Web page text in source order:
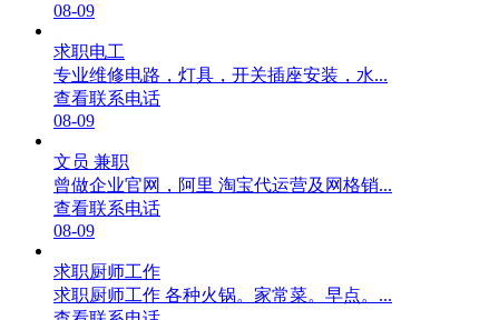
08-09
求职电工
专业维修电路，灯具，开关插座安装，水...
查看联系电话
08-09
文员 兼职
曾做企业官网，阿里 淘宝代运营及网格销...
查看联系电话
08-09
求职厨师工作
求职厨师工作 各种火锅。家常菜。早点。...